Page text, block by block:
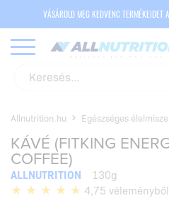
VÁSÁROLD MEG KEDVENC TERMÉKEIDET
Allnutrition.hu Egészséges
KÁVÉ (FITKING
COFFEE)
ALLNUTRITION
130g
4,75